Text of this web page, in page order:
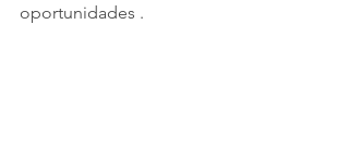
oportunidades .